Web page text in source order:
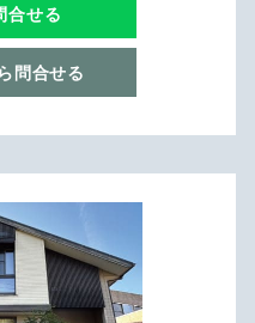
合せる
問合せる